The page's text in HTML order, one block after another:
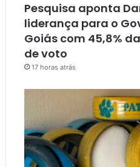
Pesquisa aponta
liderança para o
Goiás com 45,8%
de voto
17 horas atrás